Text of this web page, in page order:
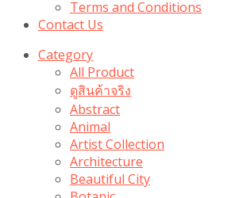
Terms and Conditions
Contact Us
Category
All Product
ดูสินค้าจริง
Abstract
Animal
Artist Collection
Architecture
Beautiful City